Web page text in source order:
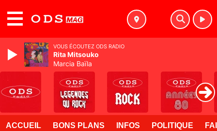
ACCUEIL BONS PLANS INFOS POLITIQUE
VOUS ÉCOUTEZ ODS RADIO
Rita Mitsouko
Marcia Baïla